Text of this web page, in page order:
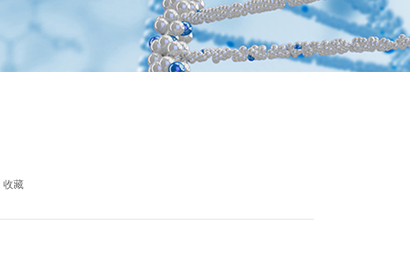
收藏